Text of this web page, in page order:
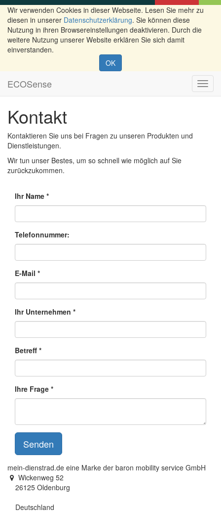
Wir verwenden Cookies in dieser Webseite. Lesen Sie mehr zu
diesen in unserer Datenschutzerklärung. Sie können diese
Nutzung in ihren Browsereinstellungen deaktivieren. Durch die
weitere Nutzung unserer Website erklären Sie sich damit
einverstanden.
OK
ein-/
ECOSense
Kontakt
Kontaktieren Sie uns bei Fragen zu unseren Produkten und
Dienstleistungen.
Wir tun unser Bestes, um so schnell wie möglich auf Sie
zurückzukommen.
Ihr Name
Telefonnummer:
E-Mail
Ihr Unternehmen
Betreff
Ihre Frage
Senden
mein-dienstrad.de eine Marke der baron mobility service GmbH
Wickenweg 52
26125 Oldenburg
Deutschland